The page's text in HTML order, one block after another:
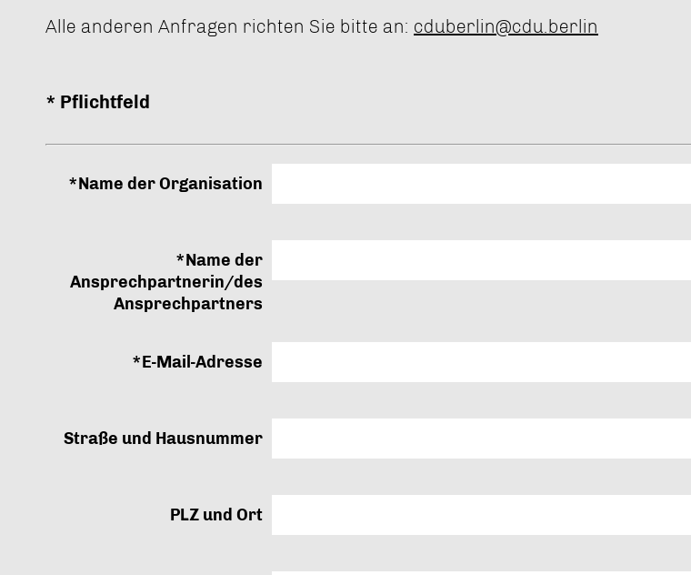
Alle anderen Anfragen richten Sie bitte an: cduberlin@cdu.berlin
* Pflichtfeld
*Name der Organisation
*Name der
Ansprechpartnerin/des
Ansprechpartners
*E-Mail-Adresse
Straße und Hausnummer
PLZ und Ort